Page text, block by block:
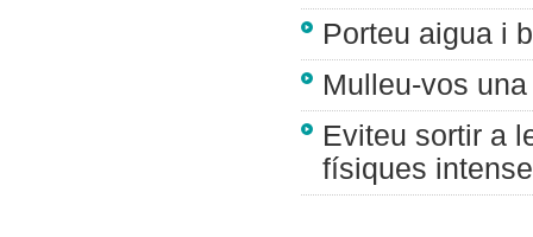
Porteu aigua i
Mulleu-vos
Eviteu sortir a
físiques